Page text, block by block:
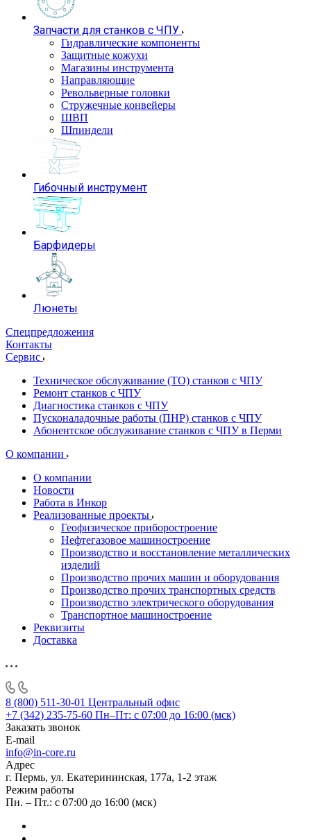
Запчасти для станков с ЧПУ
Гидравлические компоненты
Защитные кожухи
Магазины инструмента
Направляющие
Револьверные головки
Стружечные конвейеры
ШВП
Шпиндели
Гибочный инструмент
Барфидеры
Люнеты
Спецпредложения
Контакты
Сервис
Техническое обслуживание (ТО) станков с ЧПУ
Ремонт станков с ЧПУ
Диагностика станков с ЧПУ
Пусконаладочные работы (ПНР) станков с ЧПУ
Абонентское обслуживание станков с ЧПУ в Перми
О компании
О компании
Новости
Работа в Инкор
Реализованные проекты
Геофизическое приборостроение
Нефтегазовое машиностроение
Производство и восстановление металлических
изделий
Производство прочих машин и оборудования
Производство прочих транспортных средств
Производство электрического оборудования
Транспортное машиностроение
Реквизиты
Доставка
8 (800) 511-30-01 Центральный офис
+7 (342) 235-75-60 Пн–Пт: с 07:00 до 16:00 (мск)
Заказать звонок
E-mail
info@in-core.ru
Адрес
г. Пермь, ул. ​Екатерининская, 177а, ​1-2 этаж
Режим работы
Пн. – Пт.: с 07:00 до 16:00 (мск)